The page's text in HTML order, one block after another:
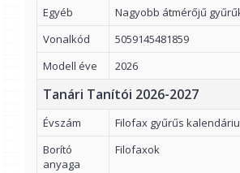
Egyéb
Nagyobb átmérőjű
Vonalkód
5059145481859
Modell éve
2026
Tanári Tanítói 2026-2027
Évszám
Filofax gyűrűs
Borító
anyaga
Filofaxok